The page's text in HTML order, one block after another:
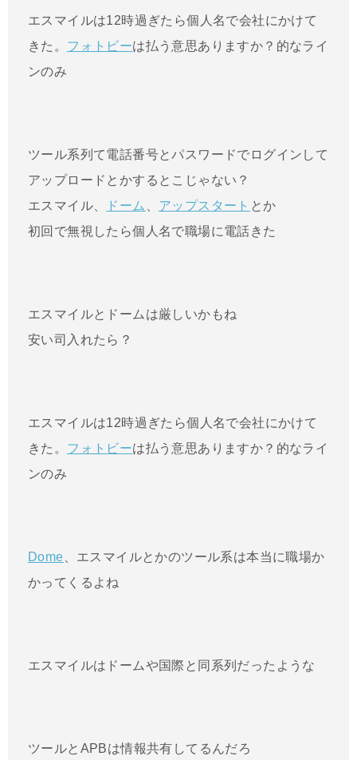
エスマイルは12時過ぎたら個人名で会社にかけて
きた。 フォトビーは払う意思ありますか？的なライ
ンのみ
ツール系列て電話番号とパスワードでログインして
アップロードとかするとこじゃない？
エスマイル、
ドーム アップスタート とか
初回で無視したら個人名で職場に電話きた
エスマイルとドームは厳しいかもね
安い司入れたら？
エスマイルは12時過ぎたら個人名で会社にかけて
きた。 フォトビーは払う意思ありますか？的なライ
ンのみ
Dome 、エスマイルとかのツール系は本当に職場か
かってくるよね
エスマイルはドームや国際と同系列だったような
ツールとAPBは情報共有してるんだろ